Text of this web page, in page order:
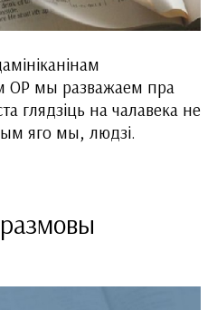
ОР мы разважаем пра
глядзіць на чалавека не
яго мы, людзі.